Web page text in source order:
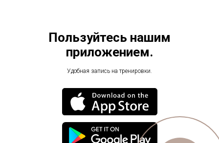
Пользуйтесь нашим
приложением.
Удобная запись на тренировки.